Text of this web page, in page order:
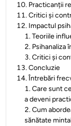
10. Practicanții
11.Critici și
12. Impactul
1.Teoriile
2. Psihanaliza
3.Critici și
13.Concluzie
14.Întrebări
1.Care sunt
a deveni
2.Cum
sănătate